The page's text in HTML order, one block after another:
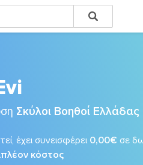
Σκύλοι Βοηθοί Ελλάδας
έχει συνεισφέρει 0,00€ σε
κόστος